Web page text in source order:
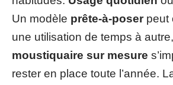
Un modèle prête-à-poserpeut
une utilisation de temps à
moustiquaire sur mesure
rester en place toute l’année.